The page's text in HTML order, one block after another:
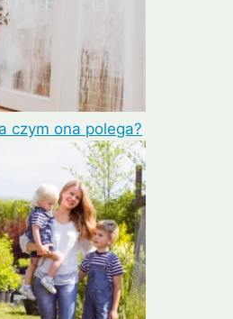
czym ona polega?